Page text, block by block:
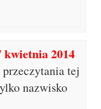
kwietnia 2014
tej
nazwisko